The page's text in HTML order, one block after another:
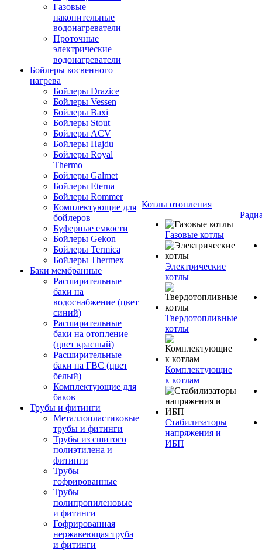
Газовые
накопительные
водонагреватели
Проточные
электрические
водонагреватели
Бойлеры косвенного
нагрева
Бойлеры Drazice
Бойлеры Vessen
Бойлеры Baxi
Бойлеры Stout
Бойлеры ACV
Бойлеры Hajdu
Бойлеры Royal
Thermo
Бойлеры Galmet
Бойлеры Eterna
Бойлеры Rommer
Комплектующие для
бойлеров
Буферные емкости
Бойлеры Gekon
Бойлеры Termica
Бойлеры Thermex
Баки мембранные
Расширительные
баки на
водоснабжение (цвет
синий)
Расширительные
баки на отопление
(цвет красный)
Расширительные
баки на ГВС (цвет
белый)
Комплектующие для
баков
Трубы и фитинги
Металлопластиковые
трубы и фитинги
Трубы из сшитого
полиэтилена и
фитинги
Трубы
гофрированные
Трубы
полипропиленовые
и фитинги
Гофрированная
нержавеющая труба
и фитинги
Котлы отопления
Газовые котлы
Электрические
котлы
Твердотопливные
котлы
Комплектующие
к котлам
Стабилизаторы
напряжения и
ИБП